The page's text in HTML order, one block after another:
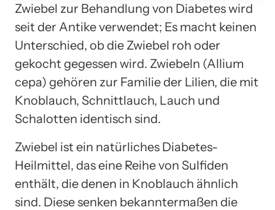
Zwiebel zur Behandlung von Diabetes wird
seit der Antike verwendet; Es macht keinen
Unterschied, ob die Zwiebel roh oder
gekocht gegessen wird. Zwiebeln (Allium
cepa) gehören zur Familie der Lilien, die mit
Knoblauch, Schnittlauch, Lauch und
Schalotten identisch sind.
Zwiebel ist ein natürliches Diabetes-
Heilmittel, das eine Reihe von Sulfiden
enthält, die denen in Knoblauch ähnlich
sind. Diese senken bekanntermaßen die